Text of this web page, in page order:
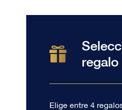
Elige entre 4